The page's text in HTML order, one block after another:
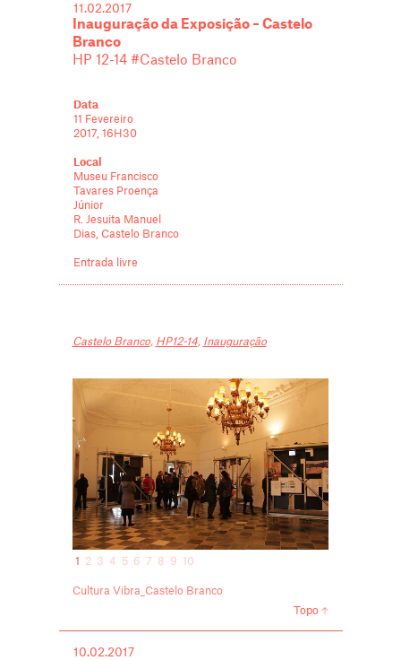
11.02.2017
Inauguração da Exposição – Castelo
Branco
HP 12-14 #Castelo Branco
Data
11 Fevereiro
2017, 16H30
Local
Museu Francisco
Tavares Proença
Júnior
R. Jesuita Manuel
Dias, Castelo Branco
Entrada livre
Castelo Branco, HP12-14, Inauguração
Cultura Vibra_Castelo Branco
1 2 3 4 5 6 7 8 9 10
Topo
10.02.2017